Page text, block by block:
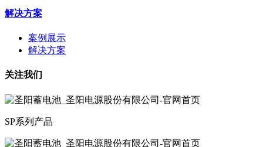
解决方案
案例展示
解决方案
关注我们
SP系列产品